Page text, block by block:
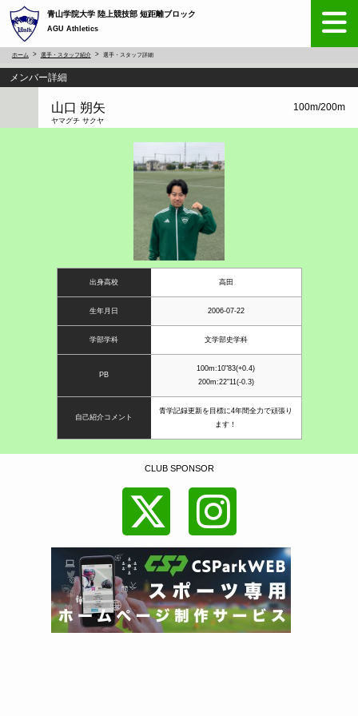
青山学院大学 陸上競技部 短距離ブロック
AGU Athletics
ホーム 選手・スタッフ紹介 選手・スタッフ詳細
メンバー詳細
山口 朔矢
ヤマグチ サクヤ
100m/200m
出身高校 高田
生年月日 2006-07-22
学部学科 文学部史学科
PB
100m:10"83(+0.4)
200m:22"11(-0.3)
自己紹介コメント
青学記録更新を目標に4年間全力で頑張り
ます！
CLUB SPONSOR